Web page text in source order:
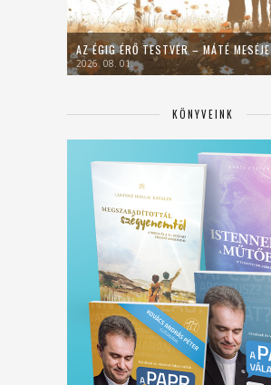
AZ ÉGIG ÉRŐ TESTVÉR – MÁTÉ MESÉJE
2026. 08. 01.
KÖNYVEINK